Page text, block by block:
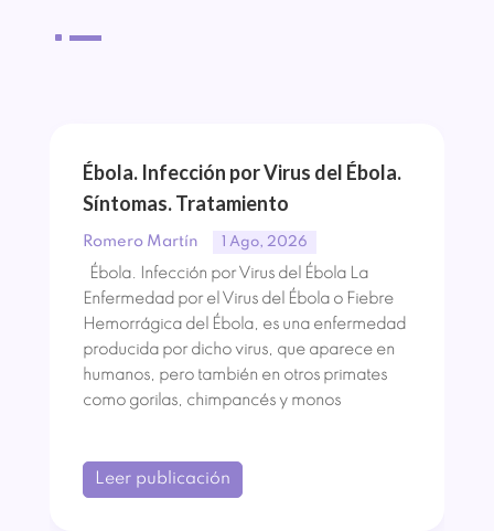
^
Ébola. Infección por Virus del Ébola.
Síntomas. Tratamiento
Romero Martín 1 Ago, 2026
Ébola. Infección por Virus del Ébola La
Enfermedad por el Virus del Ébola o Fiebre
Hemorrágica del Ébola, es una enfermedad
producida por dicho virus, que aparece en
humanos, pero también en otros primates
como gorilas, chimpancés y monos
Leer publicación